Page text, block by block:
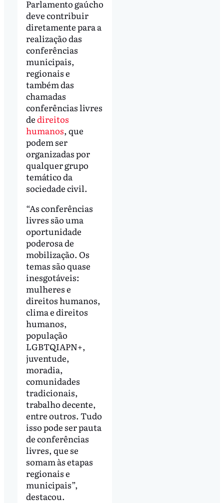
Parlamento gaúcho
deve contribuir
diretamente para a
realização das
conferências
municipais,
regionais e
também das
chamadas
conferências livres
dedireitos
humanos, que
podem ser
organizadas por
qualquer grupo
temático da
sociedade civil.
“As conferências
livres são uma
oportunidade
poderosa de
mobilização. Os
temas são quase
inesgotáveis:
mulheres e
direitos humanos,
clima e direitos
humanos,
população
LGBTQIAPN+,
juventude,
moradia,
comunidades
tradicionais,
trabalho decente,
entre outros. Tudo
isso pode ser pauta
de conferências
livres, que se
somam às etapas
regionais e
municipais”,
destacou.